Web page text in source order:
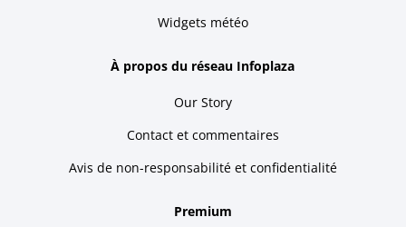
Widgets météo
À propos du réseau Infoplaza
Our Story
Contact et commentaires
Avis de non-responsabilité et confidentialité
Premium